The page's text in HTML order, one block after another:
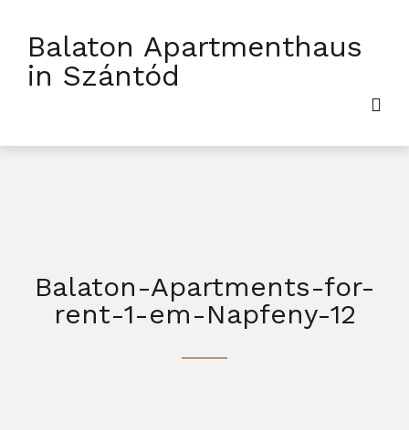
Balaton Apartmenthaus
in Szántód
Balaton-Apartments-for-
rent-1-em-Napfeny-12